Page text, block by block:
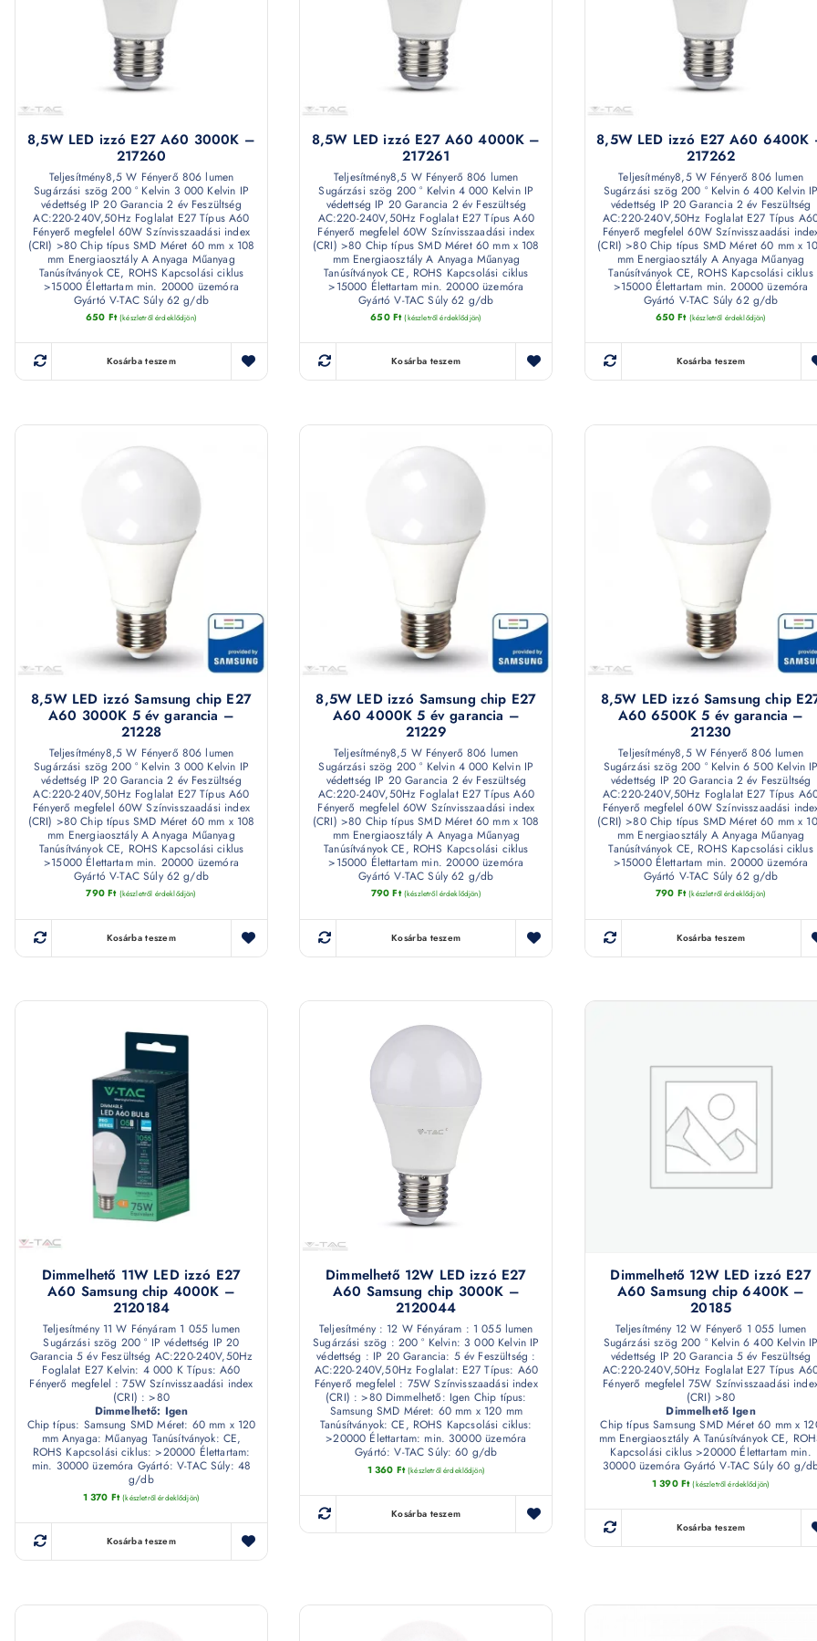
8,5W LED izzó E27 A60 3000K –
217260
Teljesítmény8,5 W Fényerő 806 lumen
Sugárzási szög 200 ° Kelvin 3 000 Kelvin IP
védettség IP 20 Garancia 2 év Feszültség
AC:220-240V,50Hz Foglalat E27 Típus A60
Fényerő megfelel 60W Színvisszaadási index
(CRI) >80 Chip típus SMD Méret 60 mm x 108
mm Energiaosztály A Anyaga Műanyag
Tanúsítványok CE, ROHS Kapcsolási ciklus
>15000 Élettartam min. 20000 üzemóra
Gyártó V-TAC Súly 62 g/db
650 Ft (készletről érdeklődjön)
Kosárba teszem
8,5W LED izzó E27 A60 4000K –
217261
Teljesítmény8,5 W Fényerő 806 lumen
Sugárzási szög 200 ° Kelvin 4 000 Kelvin IP
védettség IP 20 Garancia 2 év Feszültség
AC:220-240V,50Hz Foglalat E27 Típus A60
Fényerő megfelel 60W Színvisszaadási index
(CRI) >80 Chip típus SMD Méret 60 mm x 108
mm Energiaosztály A Anyaga Műanyag
Tanúsítványok CE, ROHS Kapcsolási ciklus
>15000 Élettartam min. 20000 üzemóra
Gyártó V-TAC Súly 62 g/db
650 Ft (készletről érdeklődjön)
Kosárba teszem
8,5W LED izzó E27 A60 6400K
217262
Teljesítmény8,5 W Fényerő 806 lumen
Sugárzási szög 200 ° Kelvin 6 400 Kelvin IP
védettség IP 20 Garancia 2 év Feszültség
AC:220-240V,50Hz Foglalat E27 Típus
Fényerő megfelel 60W Színvisszaadási
(CRI) >80 Chip típus SMD Méret 60 mm x
mm Energiaosztály A Anyaga Műanyag
Tanúsítványok CE, ROHS Kapcsolási ciklus
>15000 Élettartam min. 20000 üzemóra
Gyártó V-TAC Súly 62 g/db
650Ft (készletről érdeklődjön)
Kosárba teszem
8,5W LED izzó Samsung chip E27
A60 3000K 5 év garancia –
21228
Teljesítmény8,5 W Fényerő 806 lumen
Sugárzási szög 200 ° Kelvin 3 000 Kelvin IP
védettség IP 20 Garancia 2 év Feszültség
AC:220-240V,50Hz Foglalat E27 Típus A60
Fényerő megfelel 60W Színvisszaadási index
(CRI) >80 Chip típus SMD Méret 60 mm x 108
mm Energiaosztály A Anyaga Műanyag
Tanúsítványok CE, ROHS Kapcsolási ciklus
>15000 Élettartam min. 20000 üzemóra
Gyártó V-TAC Súly 62 g/db
790Ft (készletről érdeklődjön)
Kosárba teszem
8,5W LED izzó Samsung chip E27
A60 4000K 5 év garancia –
21229
Teljesítmény8,5 W Fényerő 806 lumen
Sugárzási szög 200 ° Kelvin 4 000 Kelvin IP
védettség IP 20 Garancia 2 év Feszültség
AC:220-240V,50Hz Foglalat E27 Típus A60
Fényerő megfelel 60W Színvisszaadási index
(CRI) >80 Chip típus SMD Méret 60 mm x 108
mm Energiaosztály A Anyaga Műanyag
Tanúsítványok CE, ROHS Kapcsolási ciklus
>15000 Élettartam min. 20000 üzemóra
Gyártó V-TAC Súly 62 g/db
790Ft (készletről érdeklődjön)
Kosárba teszem
8,5W LED izzó Samsung chip
A60 6500K 5 év garancia –
21230
Teljesítmény8,5 W Fényerő 806 lumen
Sugárzási szög 200 ° Kelvin 6 500 Kelvin IP
védettség IP 20 Garancia 2 év Feszültség
AC:220-240V,50Hz Foglalat E27 Típus
Fényerő megfelel 60W Színvisszaadási
(CRI) >80 Chip típus SMD Méret 60 mm x
mm Energiaosztály A Anyaga Műanyag
Tanúsítványok CE, ROHS Kapcsolási ciklus
>15000 Élettartam min. 20000 üzemóra
Gyártó V-TAC Súly 62 g/db
790 Ft (készletről érdeklődjön)
Kosárba teszem
Dimmelhető 11W LED izzó E27
A60 Samsung chip 4000K –
2120184
Teljesítmény 11 W Fényáram 1 055 lumen
Sugárzási szög 200 ° IP védettség IP 20
Garancia 5 év Feszültség AC:220-240V,50Hz
Foglalat E27 Kelvin: 4 000 K Típus: A60
Fényerő megfelel : 75W Színvisszaadási index
(CRI) : >80
Dimmelhető: Igen
Chip típus: Samsung SMD Méret: 60 mm x 120
mm Anyaga: Műanyag Tanúsítványok: CE,
ROHS Kapcsolási ciklus: >20000 Élettartam:
min. 30000 üzemóra Gyártó: V-TAC Súly: 48
g/db
1 370 Ft (készletről érdeklődjön)
Kosárba teszem
Dimmelhető 12W LED izzó E27
A60 Samsung chip 3000K –
2120044
Teljesítmény : 12 W Fényáram : 1 055 lumen
Sugárzási szög : 200 ° Kelvin: 3 000 Kelvin IP
védettség : IP 20 Garancia: 5 év Feszültség :
AC:220-240V,50Hz Foglalat: E27 Típus: A60
Fényerő megfelel : 75W Színvisszaadási index
(CRI) : >80 Dimmelhető: Igen Chip típus:
Samsung SMD Méret: 60 mm x 120 mm
Tanúsítványok: CE, ROHS Kapcsolási ciklus:
>20000 Élettartam: min. 30000 üzemóra
Gyártó: V-TAC Súly: 60 g/db
1 360 Ft (készletről érdeklődjön)
Kosárba teszem
Dimmelhető 12W LED izzó E27
A60 Samsung chip 6400K –
20185
Teljesítmény 12 W Fényerő 1 055 lumen
Sugárzási szög 200 ° Kelvin 6 400 Kelvin IP
védettség IP 20 Garancia 5 év Feszültség
AC:220-240V,50Hz Foglalat E27 Típus
Fényerő megfelel 75W Színvisszaadási
(CRI) >80
Dimmelhető Igen
Chip típus Samsung SMD Méret 60 mm x
mm Energiaosztály A Tanúsítványok CE,
Kapcsolási ciklus >20000 Élettartam min.
30000 üzemóra Gyártó V-TAC Súly 60 g/
1 390 Ft (készletről érdeklődjön)
Kosárba teszem